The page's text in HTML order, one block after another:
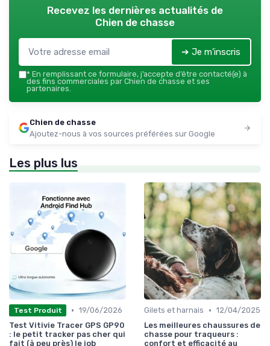
Recevez les dernières actualités de
Chien de chasse
➔ Je m'inscris
* En remplissant ce formulaire, j’accepte d’être contacté(e) à
des fins commerciales par Chien de chasse et ses
partenaires.
Chien de chasse
Ajoutez-nous à vos sources préférées sur Google
Les plus lus
Test Produit • 19/06/2026
Test Vitivie Tracer GPS GP90
: le petit tracker pas cher qui
fait (à peu près) le job
Gilets et harnais • 12/04/2025
Les meilleures chaussures de
chasse pour traqueurs :
confort et efficacité au